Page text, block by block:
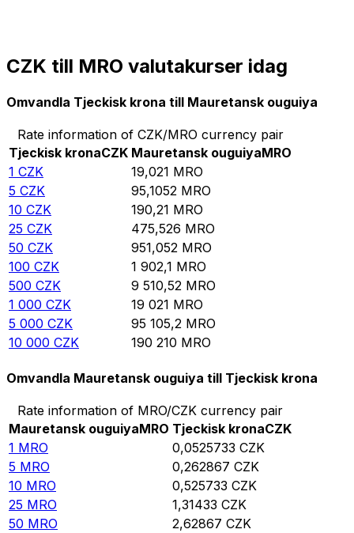
CZK till MRO valutakurser idag
Omvandla Tjeckisk krona till Mauretansk ouguiya
Rate information of CZK/MRO currency pair
Tjeckisk kronaCZK Mauretansk ouguiyaMRO
1 CZK 19,021 MRO
5 CZK 95,1052 MRO
10 CZK 190,21 MRO
25 CZK 475,526 MRO
50 CZK 951,052 MRO
100 CZK 1 902,1 MRO
500 CZK 9 510,52 MRO
1 000 CZK 19 021 MRO
5 000 CZK 95 105,2 MRO
10 000 CZK 190 210 MRO
Omvandla Mauretansk ouguiya till Tjeckisk krona
Rate information of MRO/CZK currency pair
Mauretansk ouguiyaMRO Tjeckisk kronaCZK
1 MRO 0,0525733 CZK
5 MRO 0,262867 CZK
10 MRO 0,525733 CZK
25 MRO 1,31433 CZK
50 MRO 2,62867 CZK